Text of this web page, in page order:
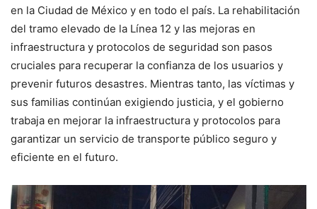
en la Ciudad de México y en todo el país. La rehabilitación
del tramo elevado de la Línea 12 y las mejoras en
infraestructura y protocolos de seguridad son pasos
cruciales para recuperar la confianza de los usuarios y
prevenir futuros desastres. Mientras tanto, las víctimas y
sus familias continúan exigiendo justicia, y el gobierno
trabaja en mejorar la infraestructura y protocolos para
garantizar un servicio de transporte público seguro y
eficiente en el futuro.